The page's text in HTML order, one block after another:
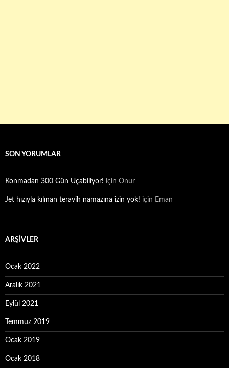
SON YORUMLAR
Konmadan 300 Gün Uçabiliyor! için Onur
Jet hızıyla kılınan teravih namazına izin yok! için Eman
ARŞIVLER
Ocak 2022
Aralık 2021
Eylül 2021
Temmuz 2019
Ocak 2019
Ocak 2018